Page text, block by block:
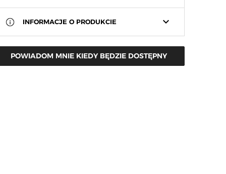
keyboard_arrow_down
INFORMACJE O PRODUKCIE
POWIADOM MNIE KIEDY BĘDZIE DOSTĘPNY